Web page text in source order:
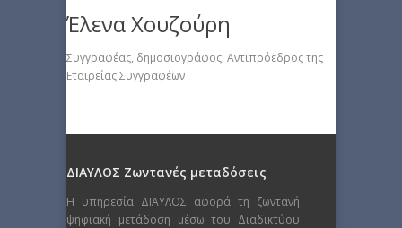
Έλενα Χουζούρη
Συγγραφέας, δημοσιογράφος, Αντιπρόεδρος της
Εταιρείας Συγγραφέων
ΔΙΑΥΛΟΣ Ζωντανές μεταδόσεις
Η υπηρεσία ΔΙΑΥΛΟΣ αφορά τη ζωντανή
ψηφιακή μετάδοση μέσω του Διαδικτύου